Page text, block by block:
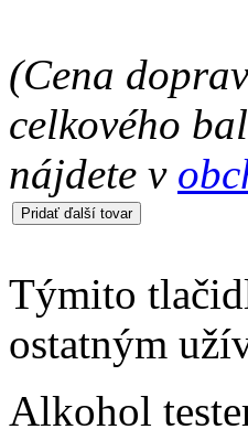
(Cena
celkového
nájdete v
Týmito
ostatným
Alkohol